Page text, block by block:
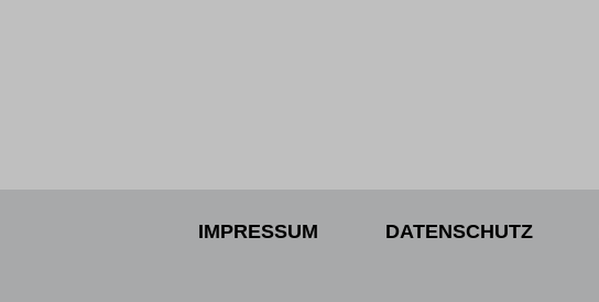
IMPRESSUM DATENSCHUTZ